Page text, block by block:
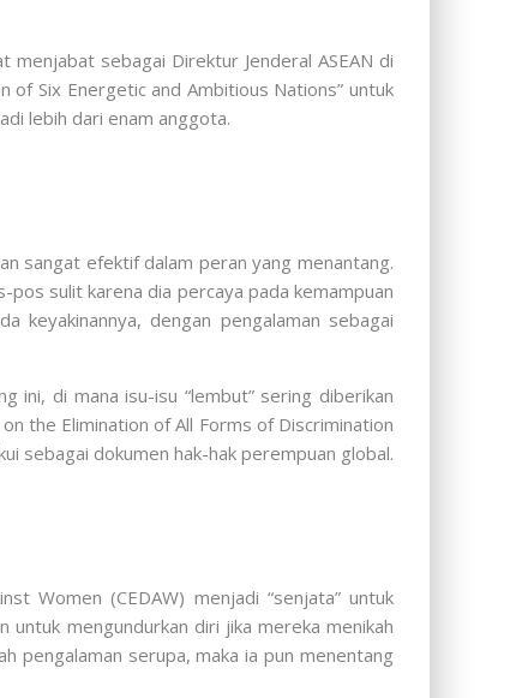
sebagai Direktur Jenderal ASEAN di
of Six Energetic and Ambitious Nations” untuk
lebih dari enam anggota.
sangat efektif dalam peran yang menantang.
sulit karena dia percaya pada kemampuan
keyakinannya, dengan pengalaman sebagai
ini, di mana isu-isu “lembut” sering diberikan
the Elimination of All Forms of Discrimination
sebagai dokumen hak-hak perempuan global.
Women (CEDAW) menjadi “senjata” untuk
mengundurkan diri jika mereka menikah
pengalaman serupa, maka ia pun menentang